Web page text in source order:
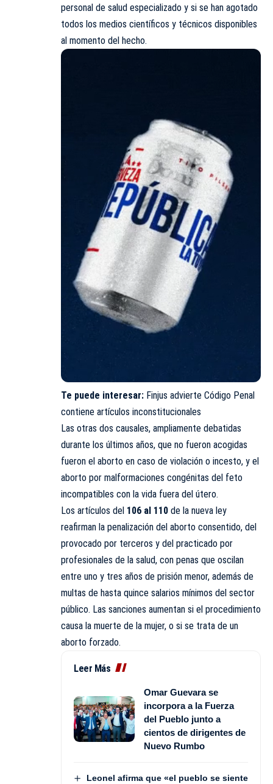
personal de salud especializado y si se han agotado
todos los medios científicos y técnicos disponibles
al momento del hecho.
Te puede interesar: Finjus advierte Código Penal
contiene artículos inconstitucionales
Las otras dos causales, ampliamente debatidas
durante los últimos años, que no fueron acogidas
fueron el aborto en caso de violación o incesto, y el
aborto por malformaciones congénitas del feto
incompatibles con la vida fuera del útero.
Los artículos del 106 al 110 de la nueva ley
reafirman la penalización del aborto consentido, del
provocado por terceros y del practicado por
profesionales de la salud, con penas que oscilan
entre uno y tres años de prisión menor, además de
multas de hasta quince salarios mínimos del sector
público. Las sanciones aumentan si el procedimiento
causa la muerte de la mujer, o si se trata de un
aborto forzado.
Leer Más
Omar Guevara se
incorpora a la Fuerza
del Pueblo junto a
cientos de dirigentes de
Nuevo Rumbo
Leonel afirma que «el pueblo se siente